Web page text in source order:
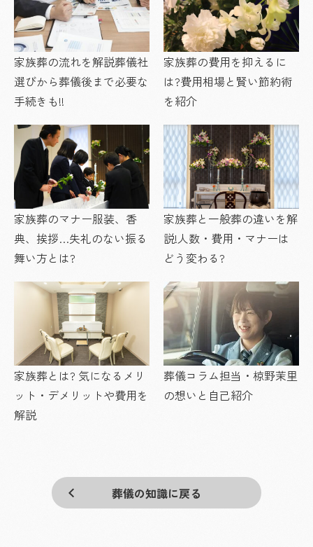
家族葬の流れを解説葬儀社
選びから葬儀後まで必要な
手続きも!!
家族葬の費用を抑えるに
は?費用相場と賢い節約術
を紹介
家族葬のマナー服装、香
典、挨拶…失礼のない振る
舞い方とは?
家族葬と一般葬の違いを解
説!人数・費用・マナーは
どう変わる?
家族葬とは? 気になるメリ
ット・デメリットや費用を
解説
葬儀コラム担当・椋野茉里
の想いと自己紹介
葬儀の知識に戻る